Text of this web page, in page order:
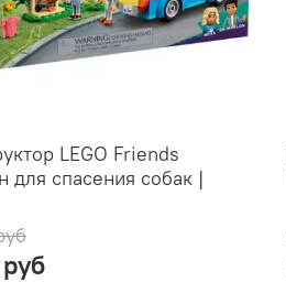
LEGO Friends
для спасения собак |